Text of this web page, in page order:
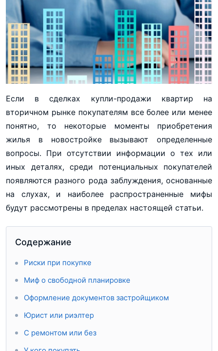
Если в сделках купли-продажи квартир на
вторичном рынке покупателям все более или менее
понятно, то некоторые моменты приобретения
жилья в новостройке вызывают определенные
вопросы. При отсутствии информации о тех или
иных деталях, среди потенциальных покупателей
появляются разного рода заблуждения, основанные
на слухах, и наиболее распространенные мифы
будут рассмотрены в пределах настоящей статьи.
Содержание
Риски при покупке
Миф о свободной планировке
Оформление документов застройщиком
Юрист или риэлтер
С ремонтом или без